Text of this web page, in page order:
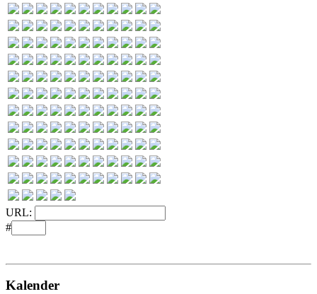
URL:
#
Kalender